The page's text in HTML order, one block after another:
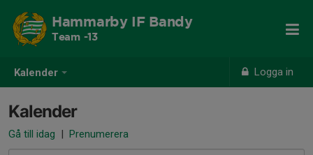
Kalender Logga in
Hammarby IF Bandy
Team -13
Kalender
Gå till idag | Prenumerera